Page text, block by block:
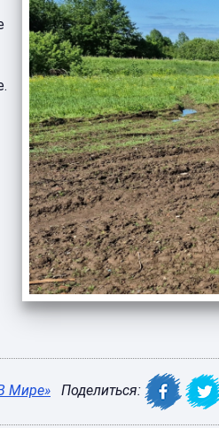
Мире» Поделиться: